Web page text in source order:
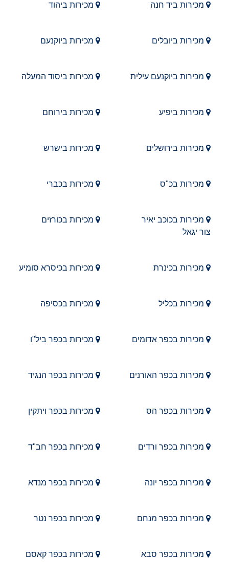
מכירות ביד חנה מכירות ביהוד
מכירות ביובלים מכירות ביוקנעם
מכירות ביוקנעם עילית מכירות ביסוד המעלה
מכירות ביפיע מכירות בירוחם
מכירות בירושלים מכירות בישרש
מכירות בכ"ס מכירות בכברי
מכירות בכוכב יאיר
צור יגאל
מכירות בכורזים
מכירות בכינרת מכירות בכיסרא סומיע
מכירות בכליל מכירות בכסיפה
מכירות בכפר אדומים מכירות בכפר ביל"ו
מכירות בכפר האורנים מכירות בכפר הנגיד
מכירות בכפר הס מכירות בכפר ויתקין
מכירות בכפר ורדים מכירות בכפר חב"ד
מכירות בכפר יונה מכירות בכפר מנדא
מכירות בכפר מנחם מכירות בכפר נטר
מכירות בכפר סבא מכירות בכפר קאסם